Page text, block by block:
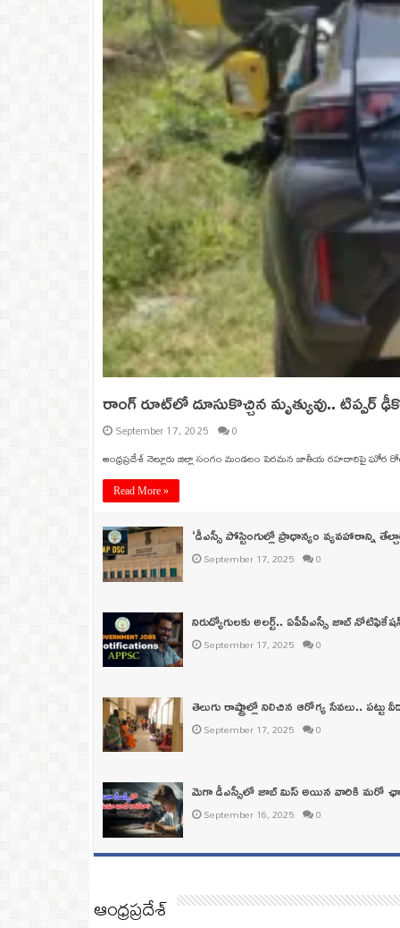
రాంగ్ రూట్‌లో దూసుకొచ్చిన మృత్యువు.. టిప్పర్
September 17, 2025 0
ఆంధ్రప్రదేశ్ నెల్లూరు జిల్లా సంగం మండలం పెరమన జాతీయ రహదారిపై ఘోర
Read More »
‘డీఎస్సీ పోస్టింగుల్లో ప్రాధాన్యం వ్యవహారాన్ని
September 17, 2025 0
నిరుద్యోగులకు అలర్ట్‌.. ఏపీపీఎస్సీ జాబ్‌
September 17, 2025 0
తెలుగు రాష్ట్రాల్లో నిలిచిన ఆరోగ్య సేవలు.. పట్టు
September 17, 2025 0
మెగా డీఎస్సీలో జాబ్‌ మిస్‌ అయిన వారికి మరో
September 16, 2025 0
ఆంధ్రప్రదేశ్